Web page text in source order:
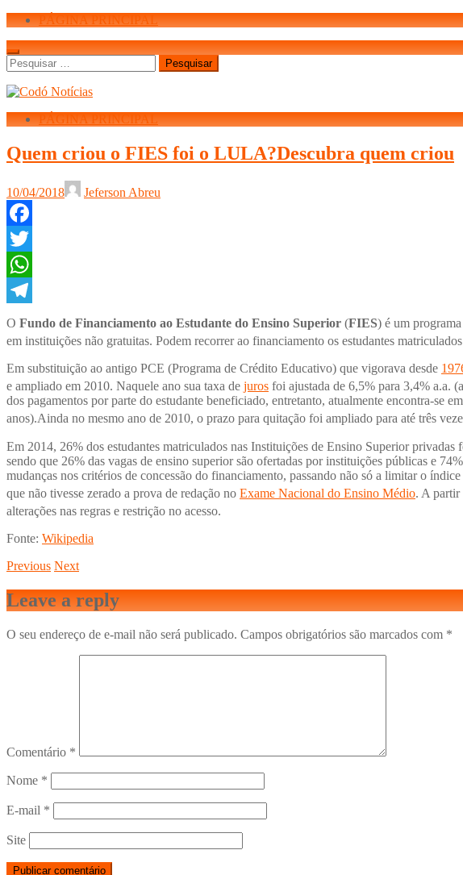
PÁGINA PRINCIPAL
Pesquisar
por:
PÁGINA PRINCIPAL
Quem criou o FIES foi o LULA?Descubra quem criou
10/04/2018 Jeferson Abreu
Facebook
Twitter
WhatsApp
Telegram
O Fundo de Financiamento ao Estudante do Ensino Superior (FIES) é um
em instituições não gratuitas. Podem recorrer ao financiamento os estudantes
Em substituição ao antigo PCE (Programa de Crédito Educativo) que vigorava desde
e ampliado em 2010. Naquele ano sua taxa de juros foi ajustada de 6,5% para 3,4% a.a.
dos pagamentos por parte do estudante beneficiado, entretanto, atualmente encontra-se
anos).Ainda no mesmo ano de 2010, o prazo para quitação foi ampliado para até três
Em 2014, 26% dos estudantes matriculados nas Instituições de Ensino Superior
sendo que 26% das vagas de ensino superior são ofertadas por instituições públicas e
mudanças nos critérios de concessão do financiamento, passando não só a limitar o
que não tivesse zerado a prova de redação no Exame Nacional do Ensino Médio. A partir
alterações nas regras e restrição no acesso.
Fonte: Wikipedia
Previous Next
Leave a reply
O seu endereço de e-mail não será publicado. Campos obrigatórios são marcados com *
Comentário *
Nome *
E-mail *
Site